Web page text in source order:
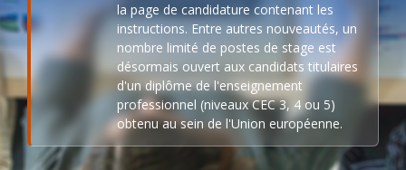
la page de candidature contenant les
instructions. Entre autres nouveautés, un
nombre limité de postes de stage est
désormais ouvert aux candidats titulaires
d'un diplôme de l'enseignement
professionnel (niveaux CEC 3, 4 ou 5)
obtenu au sein de l'Union européenne.